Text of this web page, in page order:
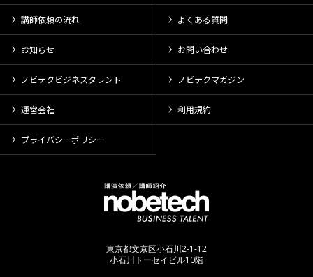
講師依頼の流れ よくある質問
お知らせ お問い合わせ
ノビテクビジネスタレント ノビテクマガジン
運営会社 利用規約
プライバシーポリシー
東京都文京区小石川2-1-12
小石川トーセイビル10階